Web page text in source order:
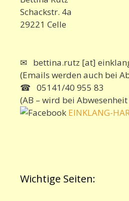
Schackstr. 4a
29221 Celle
✉ bettina.rutz [at]
(Emails werden auch bei
☎ 05141/40 955 83
(AB – wird bei
EINKLANG-
Wichtige Seiten: